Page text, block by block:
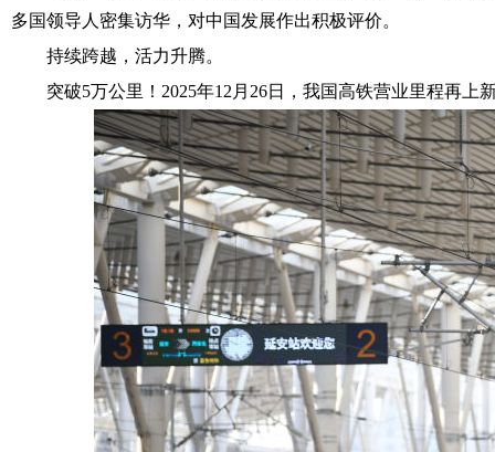
多国领导人密集访华，对中国发展作出积极评价。
持续跨越，活力升腾。
突破5万公里！2025年12月26日，我国高铁营业里程再上